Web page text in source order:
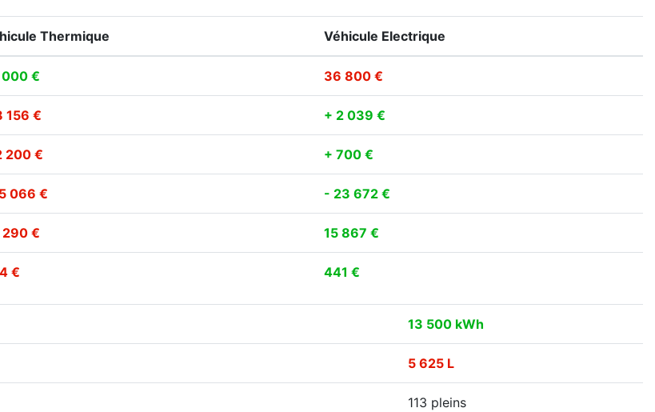
Thermique
Véhicule Electrique
000 € 36 800 €
156 € + 2 039 €
200 € + 700 €
066 € - 23 672 €
290 € 15 867 €
€ 441 €
13 500 kWh
5 625 L
113 pleins